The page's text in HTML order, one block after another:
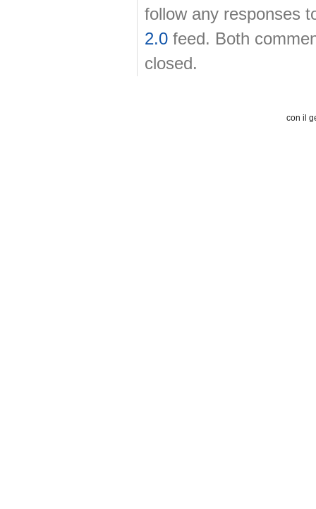
follow any responses
2.0 feed. Both
closed.
con il